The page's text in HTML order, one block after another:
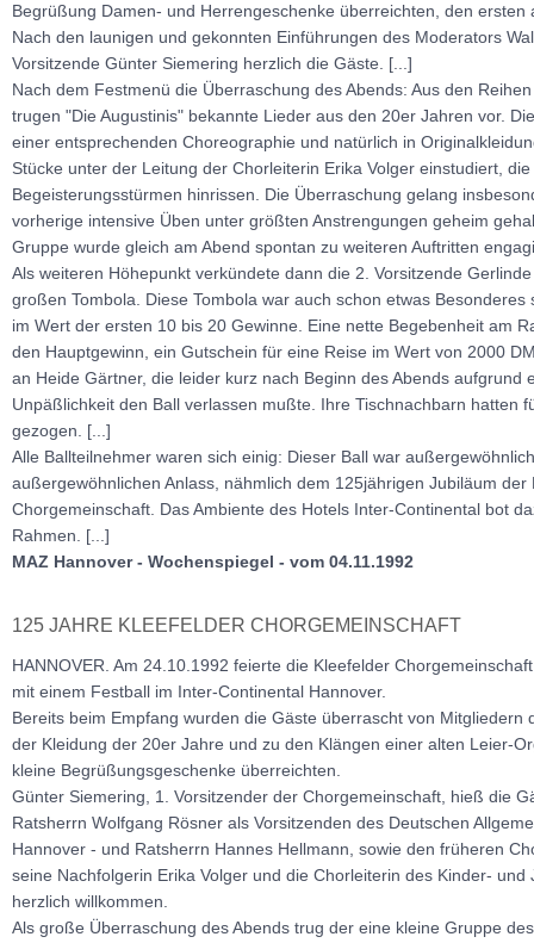
Begrüßung Damen- und Herrengeschenke überreichten, den ersten
Nach den launigen und gekonnten Einführungen des Moderators
Vorsitzende Günter Siemering herzlich die Gäste. [...]
Nach dem Festmenü die Überraschung des Abends: Aus den
trugen "Die Augustinis" bekannte Lieder aus den 20er Jahren vor.
einer entsprechenden Choreographie und natürlich in
Stücke unter der Leitung der Chorleiterin Erika Volger einstudiert,
Begeisterungsstürmen hinrissen. Die Überraschung gelang
vorherige intensive Üben unter größten Anstrengungen geheim
Gruppe wurde gleich am Abend spontan zu weiteren Auftritten
Als weiteren Höhepunkt verkündete dann die 2. Vorsitzende
großen Tombola. Diese Tombola war auch schon etwas Besonderes
im Wert der ersten 10 bis 20 Gewinne. Eine nette Begebenheit am
den Hauptgewinn, ein Gutschein für eine Reise im Wert von 2000
an Heide Gärtner, die leider kurz nach Beginn des Abends aufgrund
Unpäßlichkeit den Ball verlassen mußte. Ihre Tischnachbarn hatten
gezogen. [...]
Alle Ballteilnehmer waren sich einig: Dieser Ball war
außergewöhnlichen Anlass, nähmlich dem 125jährigen Jubiläum der
Chorgemeinschaft. Das Ambiente des Hotels Inter-Continental bot
Rahmen. [...]
MAZ Hannover - Wochenspiegel - vom 04.11.1992
125 JAHRE KLEEFELDER CHORGEMEINSCHAFT
HANNOVER. Am 24.10.1992 feierte die Kleefelder
mit einem Festball im Inter-Continental Hannover.
Bereits beim Empfang wurden die Gäste überrascht von Mitgliedern
der Kleidung der 20er Jahre und zu den Klängen einer alten Leier-
kleine Begrüßungsgeschenke überreichten.
Günter Siemering, 1. Vorsitzender der Chorgemeinschaft, hieß die
Ratsherrn Wolfgang Rösner als Vorsitzenden des Deutschen
Hannover - und Ratsherrn Hannes Hellmann, sowie den früheren
seine Nachfolgerin Erika Volger und die Chorleiterin des Kinder- und
herzlich willkommen.
Als große Überraschung des Abends trug der eine kleine Gruppe